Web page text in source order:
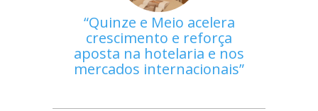
Quinze e Meio acelera
crescimento e reforça
aposta na hotelaria e nos
mercados internacionais